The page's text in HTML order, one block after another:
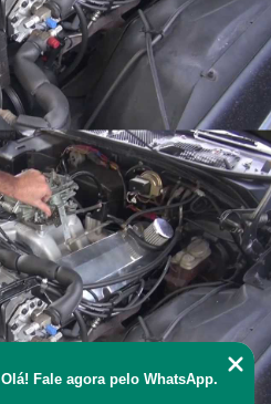
Olá! Fale agora pelo WhatsApp.